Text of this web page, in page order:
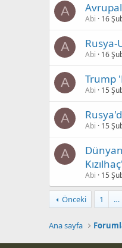
A
Abi 16
A Rusya-
Abi 16
A Trump
Abi 15
A
Abi 15
A
Abi 15
Önceki 1 …
Ana sayfa